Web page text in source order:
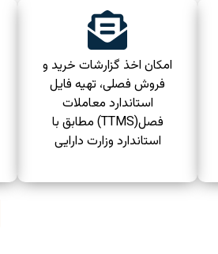
امکان اخذ گزارشات خرید و
فروش فصلی، تهیه فایل
استاندارد معاملات
فصل(TTMS) مطابق با
استاندارد وزارت دارایی